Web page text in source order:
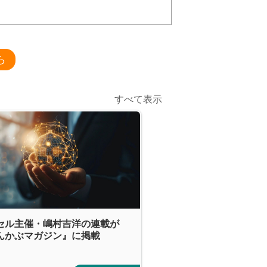
すべて表示
ル主催・嶋村吉洋の連載が
かぶマガジン』に掲載